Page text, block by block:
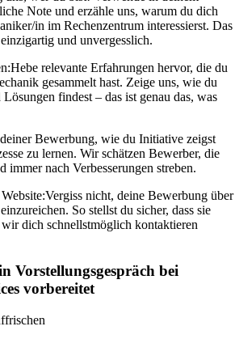
Note und erzähle uns, warum du dich
in im Rechenzentrum interessierst. Das
und unvergesslich.
Hebe relevante Erfahrungen hervor, die du
gesammelt hast. Zeige uns, wie du
findest – das ist genau das, was
Bewerbung, wie du Initiative zeigst
zu lernen. Wir schätzen Bewerber, die
immer nach Verbesserungen streben.
Vergiss nicht, deine Bewerbung über
So stellst du sicher, dass sie
dich schnellstmöglich kontaktieren
Vorstellungsgespräch bei
vorbereitet